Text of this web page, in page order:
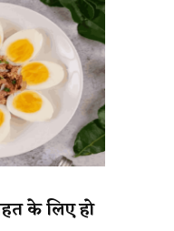
के लिए हो